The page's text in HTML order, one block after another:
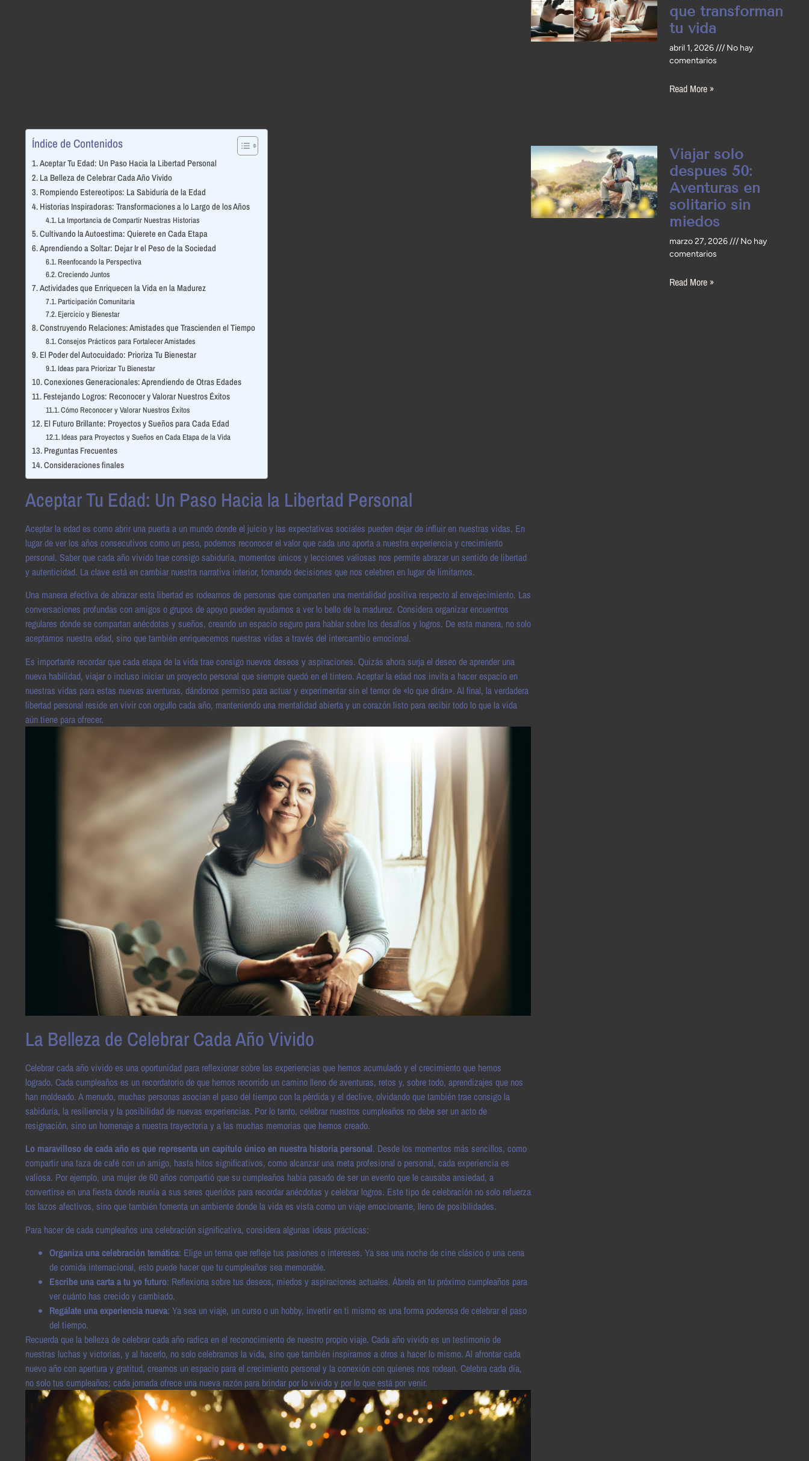
Índice de Contenidos
Aceptar Tu Edad: Un Paso Hacia la Libertad Personal
La Belleza de Celebrar Cada Año Vivido
Rompiendo Estereotipos: La Sabiduría de la Edad
Historias Inspiradoras: Transformaciones a lo Largo de los Años
La Importancia de Compartir Nuestras Historias
Cultivando la Autoestima: Quierete en Cada Etapa
Aprendiendo a Soltar: Dejar Ir el Peso de la Sociedad
Reenfocando la Perspectiva
Creciendo Juntos
Actividades que Enriquecen la Vida en la Madurez
Participación Comunitaria
Ejercicio y Bienestar
Construyendo Relaciones: Amistades que Trascienden el Tiempo
Consejos Prácticos para Fortalecer Amistades
El Poder del Autocuidado: Prioriza Tu Bienestar
Ideas para Priorizar Tu Bienestar
Conexiones Generacionales: Aprendiendo de Otras Edades
Festejando Logros: Reconocer y Valorar Nuestros Éxitos
Cómo Reconocer y Valorar Nuestros Éxitos
El Futuro Brillante: Proyectos y Sueños para Cada Edad
Ideas para Proyectos y Sueños en Cada Etapa de la Vida
Preguntas Frecuentes
Consideraciones finales
Aceptar Tu Edad: Un Paso Hacia la Libertad Personal
Aceptar la edad es como abrir una puerta a un mundo donde el juicio y las expectativas sociales pueden dejar de influir en nuestras vidas. En
lugar de ver los años consecutivos como un peso, podemos reconocer el valor que cada uno aporta a nuestra experiencia y crecimiento
personal. Saber que cada año vivido trae consigo sabiduría, momentos únicos y lecciones valiosas nos permite abrazar un sentido de libertad
y autenticidad. La clave está en cambiar nuestra narrativa interior, tomando decisiones que nos celebren en lugar de limitarnos.
Una manera efectiva de abrazar esta libertad es rodearnos de personas que comparten una mentalidad positiva respecto al envejecimiento. Las
conversaciones profundas con amigos o grupos de apoyo pueden ayudarnos a ver lo bello de la madurez. Considera organizar encuentros
regulares donde se compartan anécdotas y sueños, creando un espacio seguro para hablar sobre los desafíos y logros. De esta manera, no solo
aceptamos nuestra edad, sino que también enriquecemos nuestras vidas a través del intercambio emocional.
Es importante recordar que cada etapa de la vida trae consigo nuevos deseos y aspiraciones. Quizás ahora surja el deseo de aprender una
nueva habilidad, viajar o incluso iniciar un proyecto personal que siempre quedó en el tintero. Aceptar la edad nos invita a hacer espacio en
nuestras vidas para estas nuevas aventuras, dándonos permiso para actuar y experimentar sin el temor de «lo que dirán». Al final, la verdadera
libertad personal reside en vivir con orgullo cada año, manteniendo una mentalidad abierta y un corazón listo para recibir todo lo que la vida
aún tiene para ofrecer.
La Belleza de Celebrar Cada Año Vivido
Celebrar cada año vivido es una oportunidad para reflexionar sobre las experiencias que hemos acumulado y el crecimiento que hemos
logrado. Cada cumpleaños es un recordatorio de que hemos recorrido un camino lleno de aventuras, retos y, sobre todo, aprendizajes que nos
han moldeado. A menudo, muchas personas asocian el paso del tiempo con la pérdida y el declive, olvidando que también trae consigo la
sabiduría, la resiliencia y la posibilidad de nuevas experiencias. Por lo tanto, celebrar nuestros cumpleaños no debe ser un acto de
resignación, sino un homenaje a nuestra trayectoria y a las muchas memorias que hemos creado.
Lo maravilloso de cada año es que representa un capítulo único en nuestra historia personal. Desde los momentos más sencillos, como
compartir una taza de café con un amigo, hasta hitos significativos, como alcanzar una meta profesional o personal, cada experiencia es
valiosa. Por ejemplo, una mujer de 60 años compartió que su cumpleaños había pasado de ser un evento que le causaba ansiedad, a
convertirse en una fiesta donde reunía a sus seres queridos para recordar anécdotas y celebrar logros. Este tipo de celebración no solo refuerza
los lazos afectivos, sino que también fomenta un ambiente donde la vida es vista como un viaje emocionante, lleno de posibilidades.
Para hacer de cada cumpleaños una celebración significativa, considera algunas ideas prácticas:
Organiza una celebración temática: Elige un tema que refleje tus pasiones o intereses. Ya sea una noche de cine clásico o una cena
de comida internacional, esto puede hacer que tu cumpleaños sea memorable.
Escribe una carta a tu yo futuro: Reflexiona sobre tus deseos, miedos y aspiraciones actuales. Ábrela en tu próximo cumpleaños para
ver cuánto has crecido y cambiado.
Regálate una experiencia nueva: Ya sea un viaje, un curso o un hobby, invertir en ti mismo es una forma poderosa de celebrar el paso
del tiempo.
Recuerda que la belleza de celebrar cada año radica en el reconocimiento de nuestro propio viaje. Cada año vivido es un testimonio de
nuestras luchas y victorias, y al hacerlo, no solo celebramos la vida, sino que también inspiramos a otros a hacer lo mismo. Al afrontar cada
nuevo año con apertura y gratitud, creamos un espacio para el crecimiento personal y la conexión con quienes nos rodean. Celebra cada día,
no solo tus cumpleaños; cada jornada ofrece una nueva razón para brindar por lo vivido y por lo que está por venir.
que transforman
tu vida
abril 1, 2026
No hay
comentarios
Read More »
Viajar solo
después 50:
Aventuras en
solitario sin
miedos
marzo 27, 2026
No hay
comentarios
Read More »